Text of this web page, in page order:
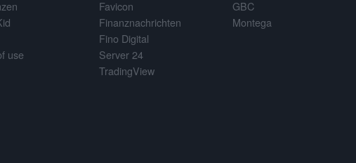
use
Favicon
Finanznachrichten
Fino Digital
Server 24
TradingView
GBC
Montega